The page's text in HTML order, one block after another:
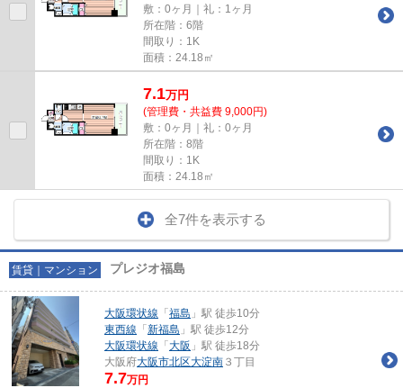
敷：0ヶ月｜礼：1ヶ月
所在階：6階
間取り：1K
面積：24.18㎡
7.1万円
(管理費・共益費 9,000円)
敷：0ヶ月｜礼：0ヶ月
所在階：8階
間取り：1K
面積：24.18㎡
全7件を表示する
賃貸｜マンション プレジオ福島
大阪環状線 「 福島 」駅 徒歩10分
東西線 「 新福島 」駅 徒歩12分
大阪環状線 「 大阪 」駅 徒歩18分
大阪府大阪市北区大淀南 ３丁目
7.7万円